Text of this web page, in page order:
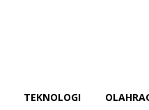
TEKNOLOGI